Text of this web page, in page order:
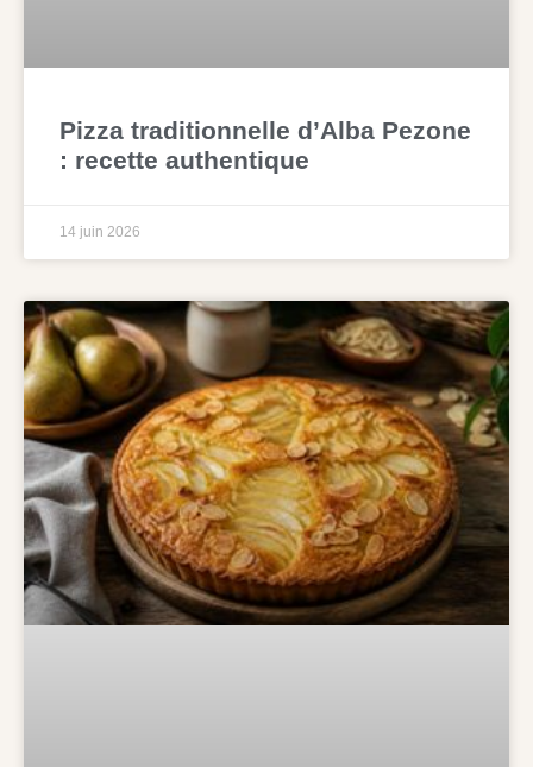
Pizza traditionnelle d’Alba Pezone
: recette authentique
14 juin 2026